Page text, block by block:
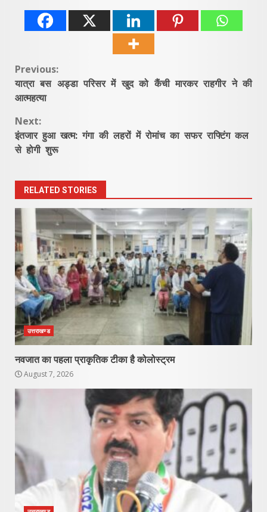
Continue
Reading
Previous:
यात्रा बस अड्डा परिसर में खुद को कैंची मारकर राहगीर ने की
आत्महत्या
Next:
इंतजार हुआ खत्म: गंगा की लहरों में रोमांच का सफर राफ्टिंग कल
से होगी शुरू
RELATED STORIES
उत्तराखण्ड
नवजात का पहला प्राकृतिक टीका है कोलोस्ट्रम
August 7, 2026